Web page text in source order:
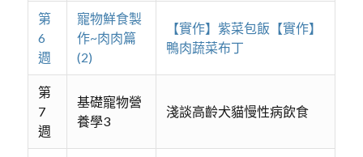
第
6
週
寵物鮮食製
作~肉肉篇
(2)
【實作】紫菜包飯【實作】
鴨肉蔬菜布丁
第
7
週
基礎寵物營
養學3
淺談高齡犬貓慢性病飲食